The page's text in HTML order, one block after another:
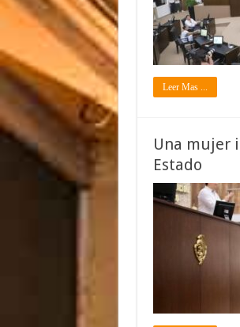
Leer Mas ...
Una mujer
Estado